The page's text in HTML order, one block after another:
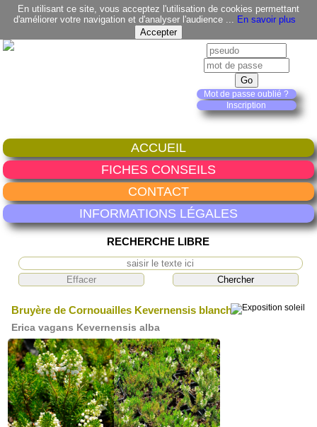
En utilisant ce site, vous acceptez l'utilisation de cookies permettant
d'améliorer votre navigation et d'analyser l'audience ... En savoir plus
Mot de passe oublié ?
Inscription
ACCUEIL
FICHES CONSEILS
CONTACT
INFORMATIONS LÉGALES
RECHERCHE LIBRE
Bruyère de Cornouailles Kevernensis blanche
Erica vagans Kevernensis alba